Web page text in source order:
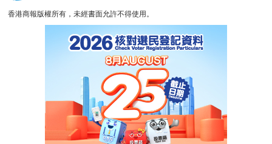
香港商報版權所有，未經書面允許不得使用。